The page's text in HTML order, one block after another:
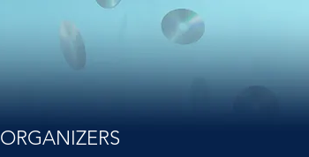
ORGANIZERS